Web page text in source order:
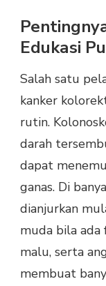
Edukasi
Salah satu
kanker
rutin.
darah
dapat
ganas. Di
dianjurkan
muda bila ada
malu, serta
membuat